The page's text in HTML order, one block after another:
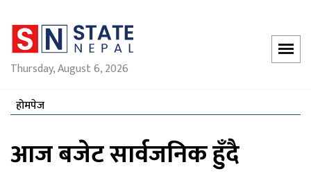
Thursday, August 6, 2026
होमपेज
आज बजेट सार्वजनिक हुँदै